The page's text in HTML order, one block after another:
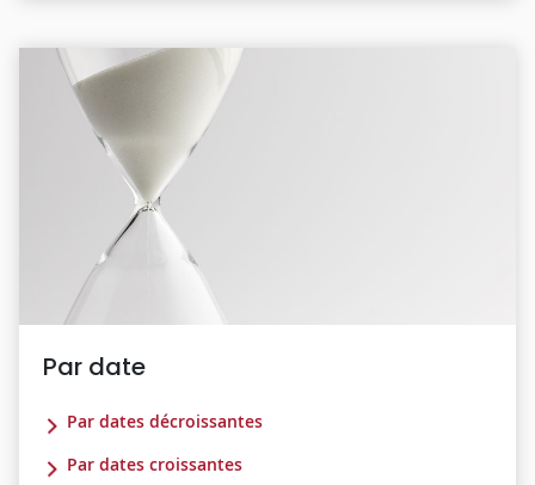
Par date
Par dates décroissantes
Par dates croissantes